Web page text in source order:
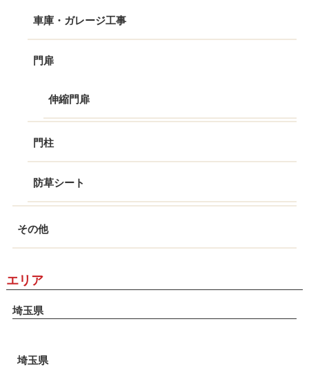
車庫・ガレージ工事
門扉
伸縮門扉
門柱
防草シート
その他
エリア
埼玉県
埼玉県